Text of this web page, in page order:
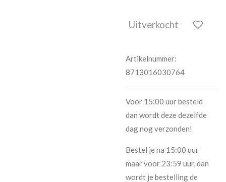
Uitverkocht
Artikelnummer:
8713016030764
Voor 15:00 uur besteld
dan wordt deze dezelfde
dag nog verzonden!
Bestel je na 15:00 uur
maar voor 23:59 uur, dan
wordt je bestelling de